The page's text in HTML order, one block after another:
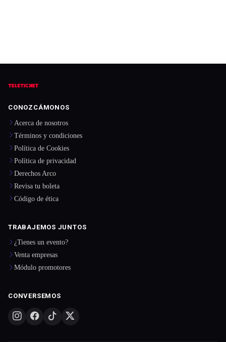
CONOZCÁMONOS
Acerca de nosotros
Términos y condiciones
Política de Cookies
Política de privacidad
Derechos Arco
Revisa tu boleta
Código de ética
TRABAJEMOS JUNTOS
¿Tienes un evento?
Venta empresas
Módulo promotores
CONVERSEMOS